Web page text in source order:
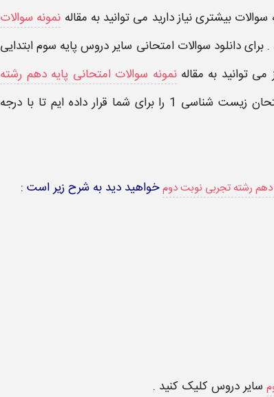
بیشتری نیاز دارید می توانید به مقاله نمونه سوالات
. برای دانلود سوالات امتحانی سایر دروس پایه سوم ابتدایی
توانید به مقالهنمونه سوالات امتحانی پایه دهم رشته
رجوع کنید . در ادامه تعدادی از سوالات این امتحان زیست شناسی 1 را برای شما قرار داده ایم تا با درجه
خواهید دید به شرح زیر است :
سایر دروس کلیک کنید .